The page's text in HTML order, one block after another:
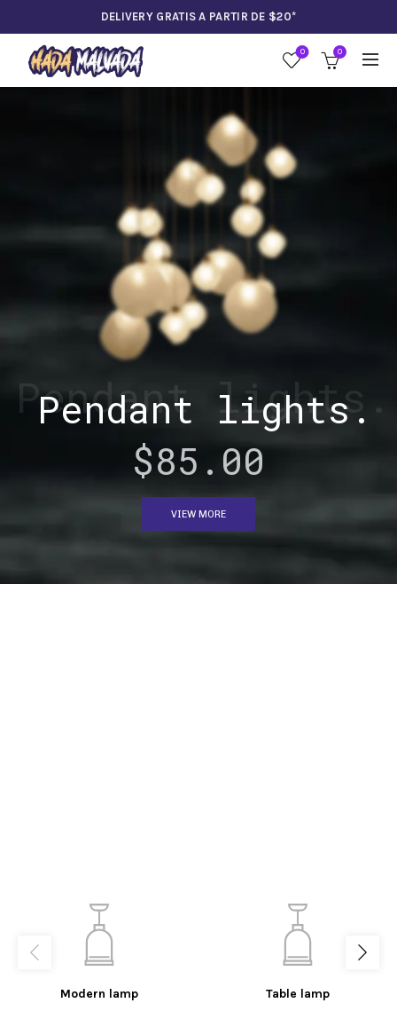
DELIVERY GRATIS A PARTIR DE $20*
0 0
Pendant lights.
Pendant lights.
$85.00
VIEW MORE
Modern lamp Table lamp